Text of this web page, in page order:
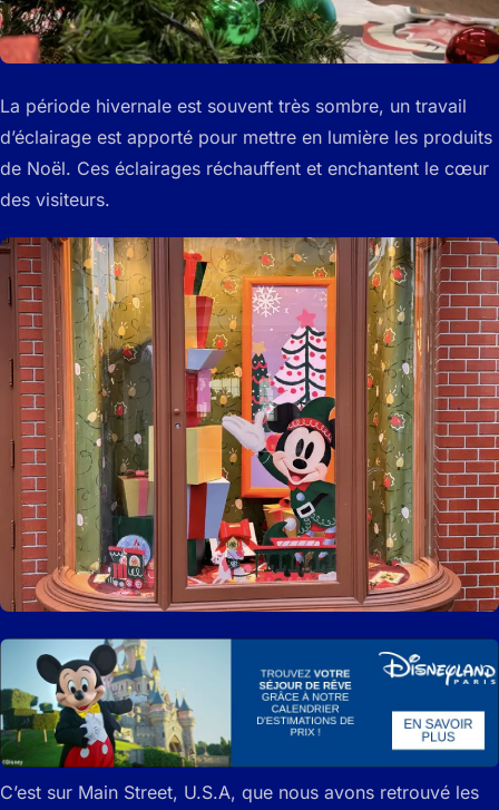
La période hivernale est souvent très sombre, un travail
d’éclairage est apporté pour mettre en lumière les produits
de Noël. Ces éclairages réchauffent et enchantent le cœur
des visiteurs.
C’est sur Main Street, U.S.A, que nous avons retrouvé les